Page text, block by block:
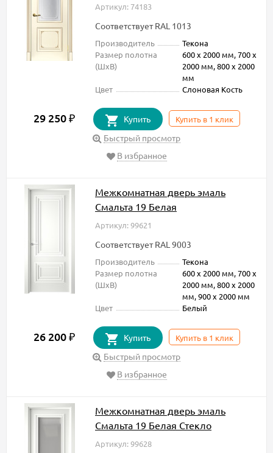
Артикул: 74183
Соответствует RAL 1013
Производитель
Текона
Размер полотна
(ШxВ)
600 х 2000 мм, 700 х
2000 мм, 800 х 2000
мм
Цвет
Слоновая Кость
29 250 ₽ Купить Купить в 1 клик
Быстрый просмотр
В избранное
Межкомнатная дверь эмаль
Смальта 19 Белая
Артикул: 99621
Соответствует RAL 9003
Производитель
Текона
Размер полотна
(ШxВ)
600 х 2000 мм, 700 х
2000 мм, 800 х 2000
мм, 900 х 2000 мм
Цвет
Белый
26 200 ₽ Купить Купить в 1 клик
Быстрый просмотр
В избранное
Межкомнатная дверь эмаль
Смальта 19 Белая Стекло
Артикул: 99628